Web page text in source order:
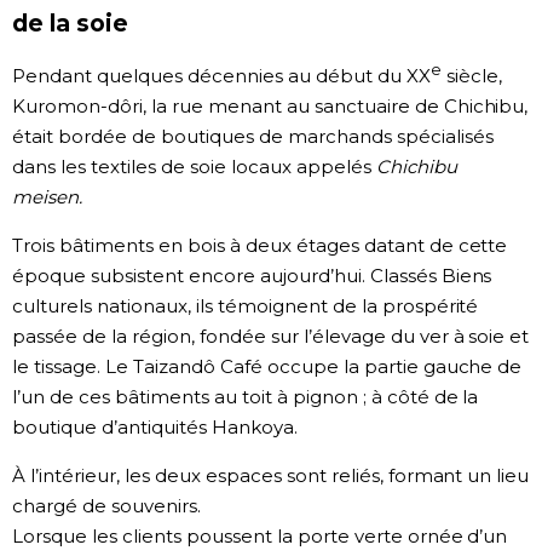
de la soie
Pendant quelques décennies au début du XXe siècle,
Kuromon-dôri, la rue menant au sanctuaire de Chichibu,
était bordée de boutiques de marchands spécialisés
dans les textiles de soie locaux appelés Chichibu
meisen.
Trois bâtiments en bois à deux étages datant de cette
époque subsistent encore aujourd’hui. Classés Biens
culturels nationaux, ils témoignent de la prospérité
passée de la région, fondée sur l’élevage du ver à soie et
le tissage. Le Taizandô Café occupe la partie gauche de
l’un de ces bâtiments au toit à pignon ; à côté de la
boutique d’antiquités Hankoya.
À l’intérieur, les deux espaces sont reliés, formant un lieu
chargé de souvenirs.
Lorsque les clients poussent la porte verte ornée d’un